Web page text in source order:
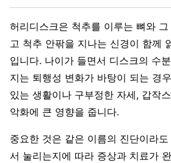
허리디스크은 척추를 이루는 뼈와
고 척추 안팎을 지나는 신경이 함께
입니다. 나이가 들면서 디스크의 수
지는 퇴행성 변화가 바탕이 되는 경
있는 생활이나 구부정한 자세, 갑작
악화에 큰 영향을 줍니다.
중요한 것은 같은 이름의 진단이라
서 눌리는지에 따라 증상과 치료가